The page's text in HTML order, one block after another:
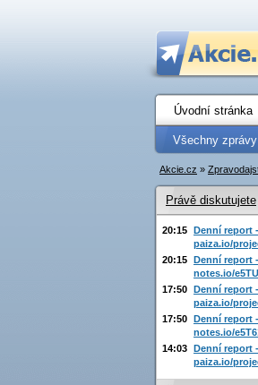
Úvodní stránka
Všechny zprávy
Akcie.cz »
Právě diskutujete
20:15 Denní report
paiza.io/
20:15 Denní report
notes.io/
17:50 Denní report
paiza.io/
17:50 Denní report
notes.io/
14:03 Denní report
paiza.io/